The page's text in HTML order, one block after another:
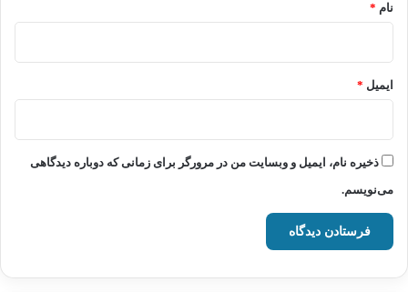
نام *
ایمیل *
ذخیره نام، ایمیل و وبسایت من در مرورگر برای زمانی که دوباره دیدگاهی
می‌نویسم.